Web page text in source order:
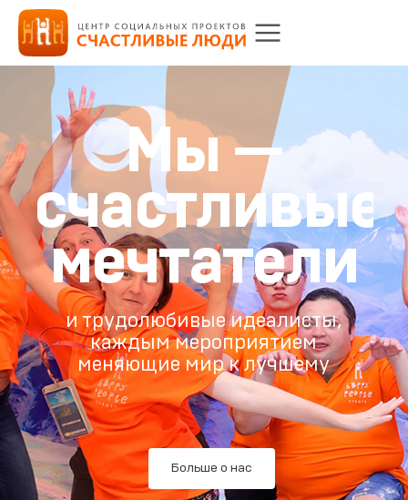
М ы—
счастливые
мечтатели
и трудолюбивые идеалисты,
каждым мероприятием
меняющие мир к лучшему
Больше о нас